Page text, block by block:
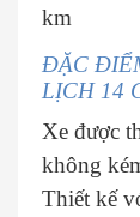
km
ĐẶC
LỊCH 14
Xe được
không
Thiết kế